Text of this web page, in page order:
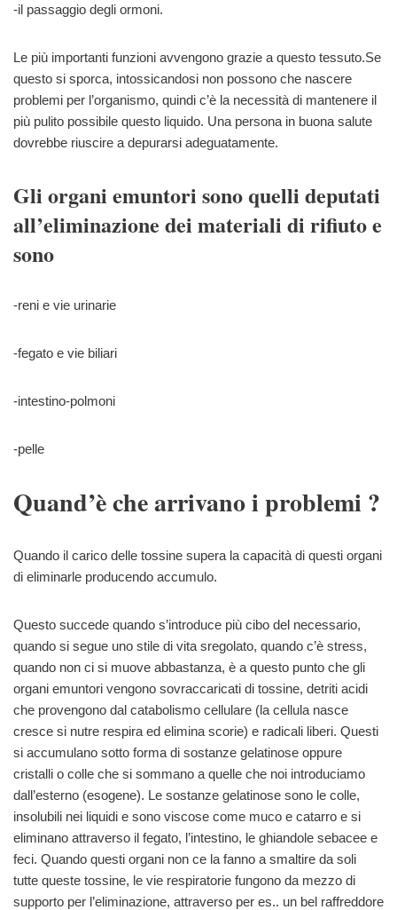
-il passaggio degli ormoni.
Le più importanti funzioni avvengono grazie a questo tessuto.Se
questo si sporca, intossicandosi non possono che nascere
problemi per l’organismo, quindi c’è la necessità di mantenere il
più pulito possibile questo liquido. Una persona in buona salute
dovrebbe riuscire a depurarsi adeguatamente.
Gli organi emuntori sono quelli deputati
all’eliminazione dei materiali di rifiuto e
sono
-reni e vie urinarie
-fegato e vie biliari
-intestino-polmoni
-pelle
Quand’è che arrivano i problemi ?
Quando il carico delle tossine supera la capacità di questi organi
di eliminarle producendo accumulo.
Questo succede quando s’introduce più cibo del necessario,
quando si segue uno stile di vita sregolato, quando c’è stress,
quando non ci si muove abbastanza, è a questo punto che gli
organi emuntori vengono sovraccaricati di tossine, detriti acidi
che provengono dal catabolismo cellulare (la cellula nasce
cresce si nutre respira ed elimina scorie) e radicali liberi. Questi
si accumulano sotto forma di sostanze gelatinose oppure
cristalli o colle che si sommano a quelle che noi introduciamo
dall’esterno (esogene). Le sostanze gelatinose sono le colle,
insolubili nei liquidi e sono viscose come muco e catarro e si
eliminano attraverso il fegato, l’intestino, le ghiandole sebacee e
feci. Quando questi organi non ce la fanno a smaltire da soli
tutte queste tossine, le vie respiratorie fungono da mezzo di
supporto per l’eliminazione, attraverso per es.. un bel raffreddore